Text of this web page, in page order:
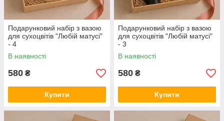
Подарунковий набір з вазою
для сухоцвітів "Любій матусі"
- 4
В наявності
580 ₴
Купити
Подарунковий набір з вазою
для сухоцвітів "Любій матусі"
- 3
В наявності
580 ₴
Купити